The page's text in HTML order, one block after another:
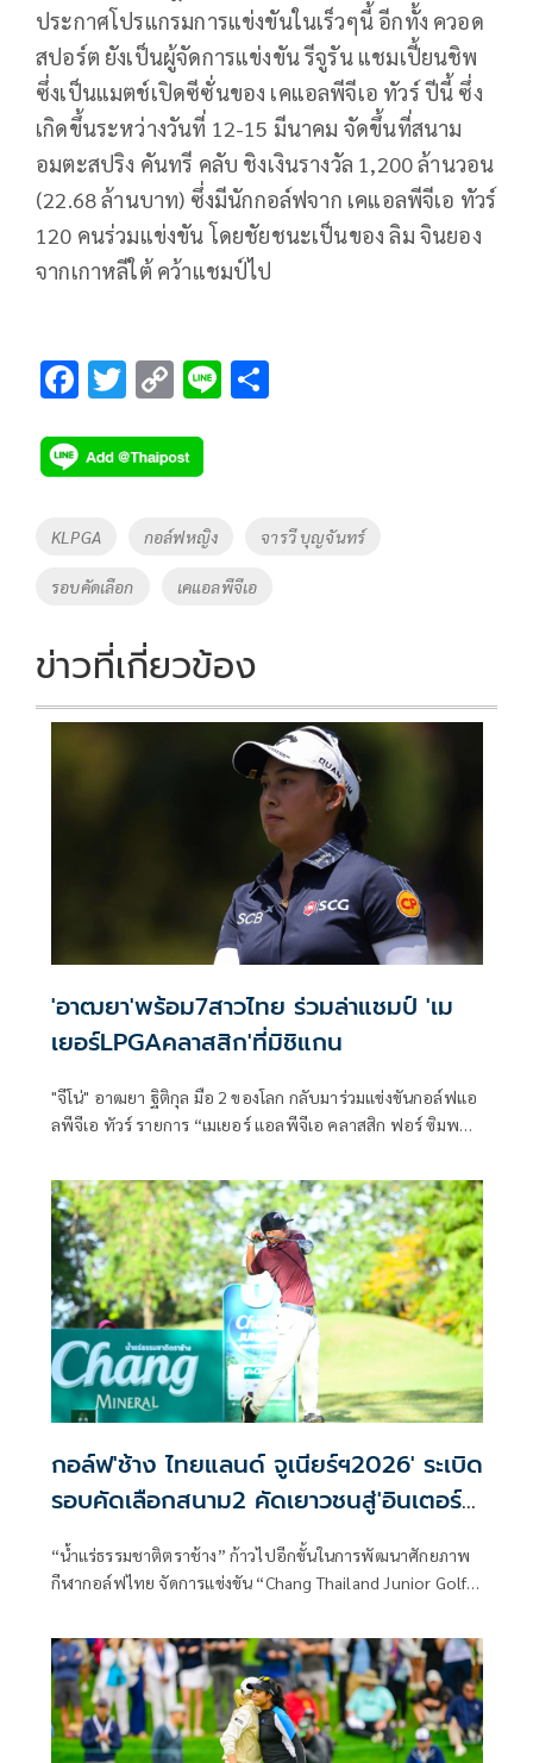
ประกาศโปรแกรมการแข่งขันในเร็วๆนี้ อีกทั้ง ควอด
สปอร์ต ยังเป็นผู้จัดการแข่งขัน รีจูรัน แชมเปี้ยนชิพ
ซึ่งเป็นแมตช์เปิดซีซั่นของ เคแอลพีจีเอ ทัวร์ ปีนี้ ซึ่ง
เกิดขึ้นระหว่างวันที่ 12-15 มีนาคม จัดขึ้นที่สนาม
อมตะสปริง คันทรี คลับ ชิงเงินรางวัล 1,200 ล้านวอน
(22.68 ล้านบาท) ซึ่งมีนักกอล์ฟจาก เคแอลพีจีเอ ทัวร์
120 คนร่วมแข่งขัน โดยชัยชนะเป็นของ ลิม จินยอง
จากเกาหลีใต้ คว้าแชมป์ไป
F
e
b
o
o
k
T
tt
er
C
p
y
Li
k
Li
Tags
KLPGA กอล์ฟหญิง จารวี บุญจันทร์
รอบคัดเลือก เคแอลพีจีเอ
ข่าวที่เกี่ยวข้อง
'อาฒยา'พร้อม7สาวไทย ร่วมล่าแชมป์ 'เม
เยอร์LPGAคลาสสิก'ที่มิชิแกน
"จีโน่" อาฒยา ฐิติกุล มือ 2 ของโลก กลับมาร่วมแข่งขันกอล์ฟแอ
ลพีจีเอ ทัวร์ รายการ “เมเยอร์ แอลพีจีเอ คลาสสิก ฟอร์ ซิมพลี
นักกอล์ฟสาวไทย ร่วมไล่ล่าแชมป์ ชิงเงินรางวัลรวม 3.25 ล้าน
ดอลลาร์สหรัฐ หรือราว 105.6 ล้านบาท ท่ามกลางการประชัน
วงสวิงกับยอดนักกอล์ฟหญิงระดับโลกมากมาย
กอล์ฟ'ช้าง ไทยแลนด์ จูเนียร์ฯ2026' ระเบิด
รอบคัดเลือกสนาม2 คัดเยาวชนสู่'อินเตอร์ฯ
แชมเปี้ยนชิพ'
“น้ำแร่ธรรมชาติตราช้าง” ก้าวไปอีกขั้นในการพัฒนาศักยภาพ
กีฬากอล์ฟไทย จัดการแข่งขัน “Chang Thailand Junior Golf
Ranking จาก 3 สถาบันชั้นนำ Junior Golf Scoreboard (JGS),
World Amateur Golf Ranking (WAGR) และเป็นการแข่งขัน
รายการเดียวในประเทศไทยที่ได้การรับรองจากกรมพลศึกษา